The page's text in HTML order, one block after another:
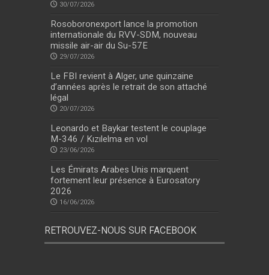
30/07/2026
Rosoboronexport lance la promotion
internationale du RVV-SDM, nouveau
missile air-air du Su-57E
29/07/2026
Le FBI revient à Alger, une quinzaine
d’années après le retrait de son attaché
légal
20/07/2026
Leonardo et Baykar testent le couplage
M-346 / Kızılelma en vol
23/06/2026
Les Émirats Arabes Unis marquent
fortement leur présence à Eurosatory
2026
16/06/2026
RETROUVEZ-NOUS SUR FACEBOOK